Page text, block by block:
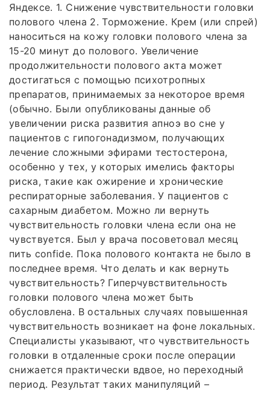
Яндексе. 1. Снижение чувствительности головки
полового члена 2. Торможение. Крем (или спрей)
наноситься на кожу головки полового члена за
15-20 минут до полового. Увеличение
продолжительности полового акта может
достигаться с помощью психотропных
препаратов, принимаемых за некоторое время
(обычно. Были опубликованы данные об
увеличении риска развития апноэ во сне у
пациентов с гипогонадизмом, получающих
лечение сложными эфирами тестостерона,
особенно у тех, у которых имелись факторы
риска, такие как ожирение и хронические
респираторные заболевания. У пациентов с
сахарным диабетом. Можно ли вернуть
чувствительность головки члена если она не
чувствуется. Был у врача посоветовал месяц
пить confide. Пока полового контакта не было в
последнее время. Что делать и как вернуть
чувствительность? Гиперчувствительность
головки полового члена может быть
обусловлена. В остальных случаях повышенная
чувствительность возникает на фоне локальных.
Специалисты указывают, что чувствительность
головки в отдаленные сроки после операции
снижается практически вдвое, но переходный
период. Результат таких манипуляций –